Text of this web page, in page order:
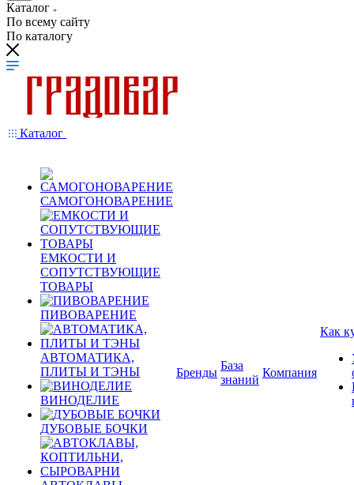
Каталог
По всему сайту
По каталогу
Каталог
САМОГОНОВАРЕНИЕ
ЕМКОСТИ И
СОПУТСТВУЮЩИЕ
ТОВАРЫ
ПИВОВАРЕНИЕ
АВТОМАТИКА,
ПЛИТЫ И ТЭНЫ
ВИНОДЕЛИЕ
ДУБОВЫЕ БОЧКИ
Бренды
База
знаний
Компания
Как